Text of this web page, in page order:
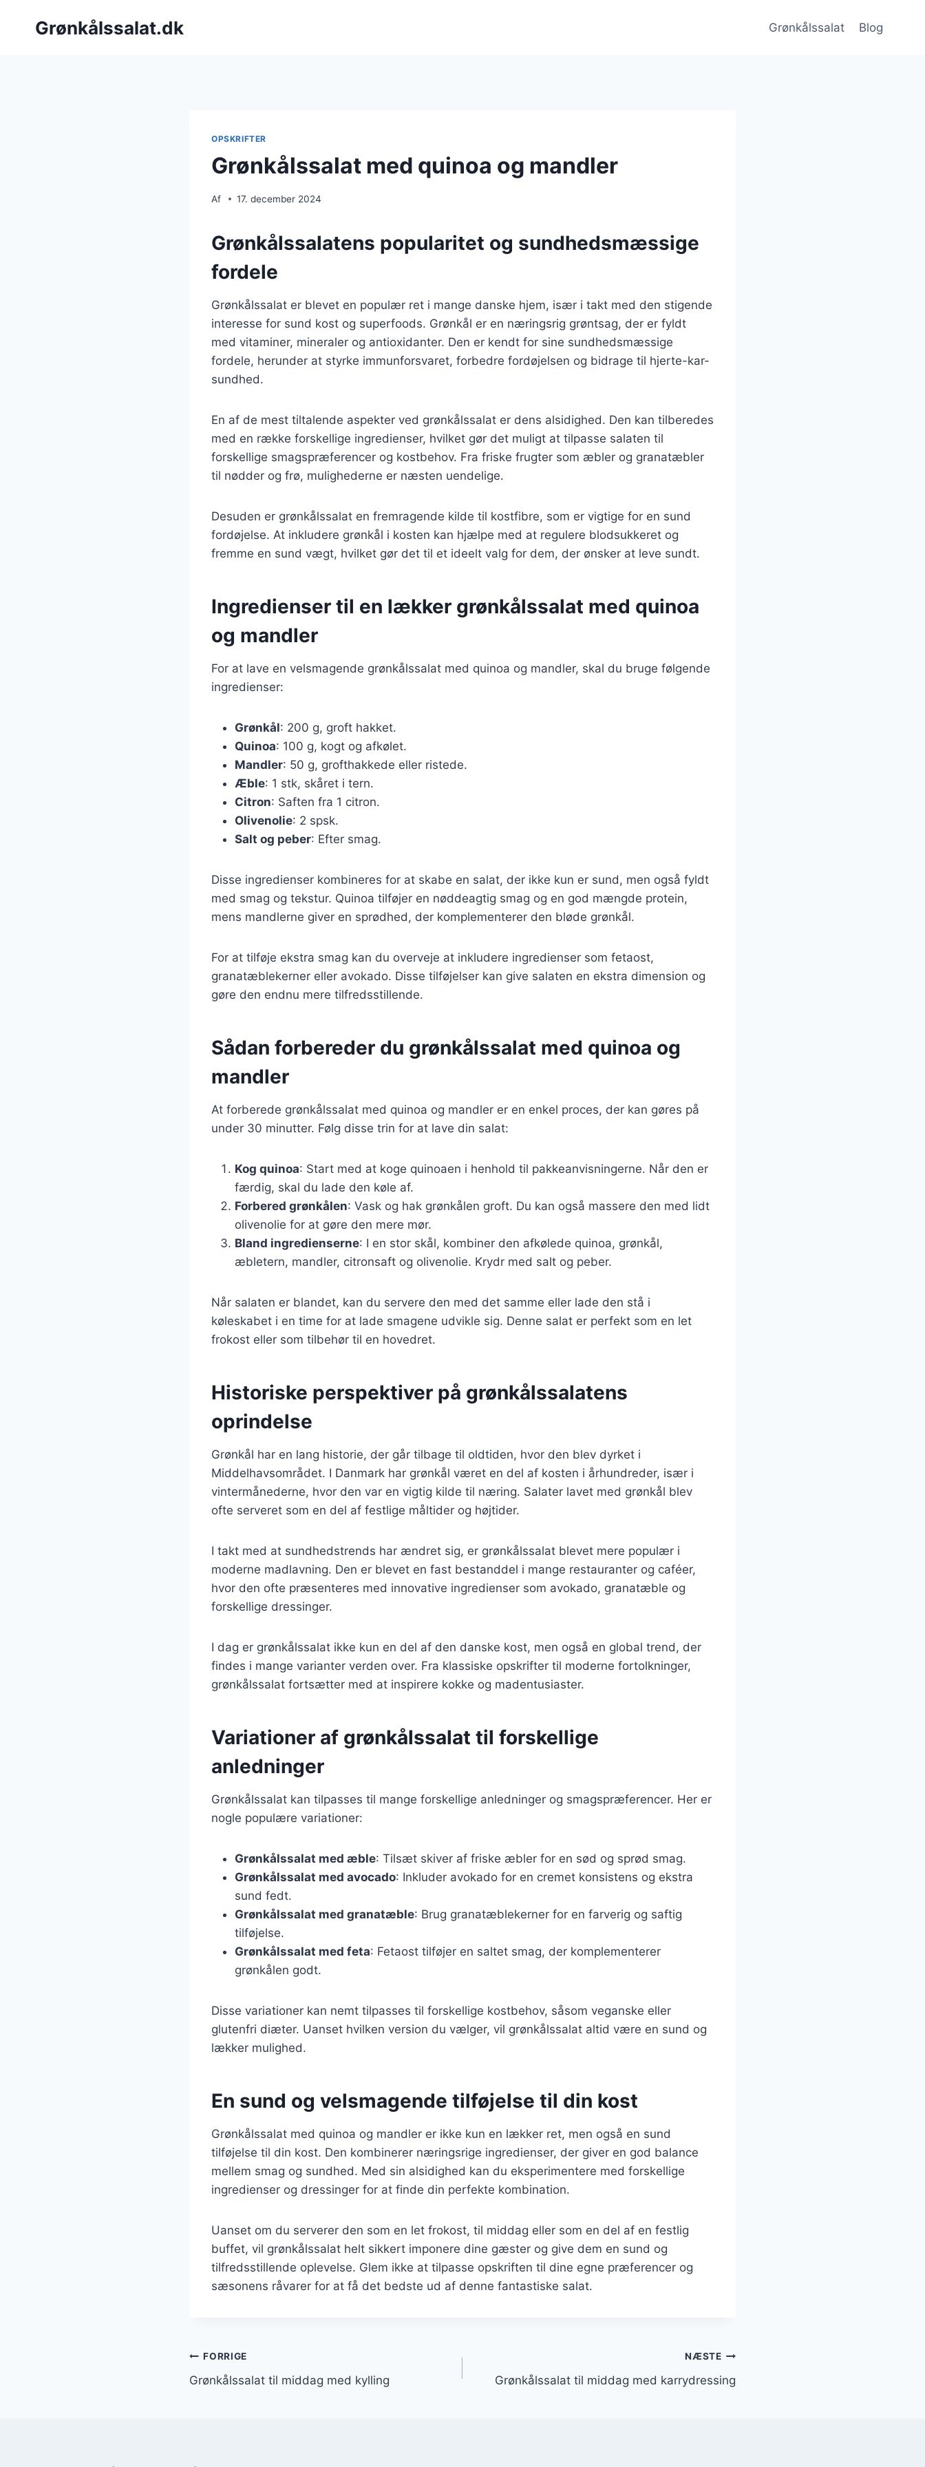
Grønkålssalat.dk Grønkålssalat Blog
OPSKRIFTER
Grønkålssalat med quinoa og mandler
Af 17. december 2024
Grønkålssalatens popularitet og sundhedsmæssige
fordele
Grønkålssalat er blevet en populær ret i mange danske hjem, især i takt med den stigende
interesse for sund kost og superfoods. Grønkål er en næringsrig grøntsag, der er fyldt
med vitaminer, mineraler og antioxidanter. Den er kendt for sine sundhedsmæssige
fordele, herunder at styrke immunforsvaret, forbedre fordøjelsen og bidrage til hjerte-kar-
sundhed.
En af de mest tiltalende aspekter ved grønkålssalat er dens alsidighed. Den kan tilberedes
med en række forskellige ingredienser, hvilket gør det muligt at tilpasse salaten til
forskellige smagspræferencer og kostbehov. Fra friske frugter som æbler og granatæbler
til nødder og frø, mulighederne er næsten uendelige.
Desuden er grønkålssalat en fremragende kilde til kostfibre, som er vigtige for en sund
fordøjelse. At inkludere grønkål i kosten kan hjælpe med at regulere blodsukkeret og
fremme en sund vægt, hvilket gør det til et ideelt valg for dem, der ønsker at leve sundt.
Ingredienser til en lækker grønkålssalat med quinoa
og mandler
For at lave en velsmagende grønkålssalat med quinoa og mandler, skal du bruge følgende
ingredienser:
Grønkål: 200 g, groft hakket.
Quinoa: 100 g, kogt og afkølet.
Mandler: 50 g, grofthakkede eller ristede.
Æble: 1 stk, skåret i tern.
Citron: Saften fra 1 citron.
Olivenolie: 2 spsk.
Salt og peber: Efter smag.
Disse ingredienser kombineres for at skabe en salat, der ikke kun er sund, men også fyldt
med smag og tekstur. Quinoa tilføjer en nøddeagtig smag og en god mængde protein,
mens mandlerne giver en sprødhed, der komplementerer den bløde grønkål.
For at tilføje ekstra smag kan du overveje at inkludere ingredienser som fetaost,
granatæblekerner eller avokado. Disse tilføjelser kan give salaten en ekstra dimension og
gøre den endnu mere tilfredsstillende.
Sådan forbereder du grønkålssalat med quinoa og
mandler
At forberede grønkålssalat med quinoa og mandler er en enkel proces, der kan gøres på
under 30 minutter. Følg disse trin for at lave din salat:
Kog quinoa: Start med at koge quinoaen i henhold til pakkeanvisningerne. Når den er
færdig, skal du lade den køle af.
Forbered grønkålen: Vask og hak grønkålen groft. Du kan også massere den med lidt
olivenolie for at gøre den mere mør.
Bland ingredienserne: I en stor skål, kombiner den afkølede quinoa, grønkål,
æbletern, mandler, citronsaft og olivenolie. Krydr med salt og peber.
Når salaten er blandet, kan du servere den med det samme eller lade den stå i
køleskabet i en time for at lade smagene udvikle sig. Denne salat er perfekt som en let
frokost eller som tilbehør til en hovedret.
Historiske perspektiver på grønkålssalatens
oprindelse
Grønkål har en lang historie, der går tilbage til oldtiden, hvor den blev dyrket i
Middelhavsområdet. I Danmark har grønkål været en del af kosten i århundreder, især i
vintermånederne, hvor den var en vigtig kilde til næring. Salater lavet med grønkål blev
ofte serveret som en del af festlige måltider og højtider.
I takt med at sundhedstrends har ændret sig, er grønkålssalat blevet mere populær i
moderne madlavning. Den er blevet en fast bestanddel i mange restauranter og caféer,
hvor den ofte præsenteres med innovative ingredienser som avokado, granatæble og
forskellige dressinger.
I dag er grønkålssalat ikke kun en del af den danske kost, men også en global trend, der
findes i mange varianter verden over. Fra klassiske opskrifter til moderne fortolkninger,
grønkålssalat fortsætter med at inspirere kokke og madentusiaster.
Variationer af grønkålssalat til forskellige
anledninger
Grønkålssalat kan tilpasses til mange forskellige anledninger og smagspræferencer. Her er
nogle populære variationer:
Grønkålssalat med æble: Tilsæt skiver af friske æbler for en sød og sprød smag.
Grønkålssalat med avocado: Inkluder avokado for en cremet konsistens og ekstra
sund fedt.
Grønkålssalat med granatæble: Brug granatæblekerner for en farverig og saftig
tilføjelse.
Grønkålssalat med feta: Fetaost tilføjer en saltet smag, der komplementerer
grønkålen godt.
Disse variationer kan nemt tilpasses til forskellige kostbehov, såsom veganske eller
glutenfri diæter. Uanset hvilken version du vælger, vil grønkålssalat altid være en sund og
lækker mulighed.
En sund og velsmagende tilføjelse til din kost
Grønkålssalat med quinoa og mandler er ikke kun en lækker ret, men også en sund
tilføjelse til din kost. Den kombinerer næringsrige ingredienser, der giver en god balance
mellem smag og sundhed. Med sin alsidighed kan du eksperimentere med forskellige
ingredienser og dressinger for at finde din perfekte kombination.
Uanset om du serverer den som en let frokost, til middag eller som en del af en festlig
buffet, vil grønkålssalat helt sikkert imponere dine gæster og give dem en sund og
tilfredsstillende oplevelse. Glem ikke at tilpasse opskriften til dine egne præferencer og
sæsonens råvarer for at få det bedste ud af denne fantastiske salat.
Indlægsnavigation
FORRIGE
Grønkålssalat til middag med kylling
NÆSTE
Grønkålssalat til middag med karrydressing